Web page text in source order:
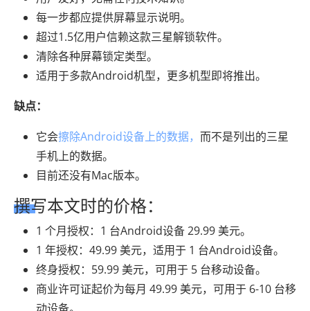
每一步都应提供屏幕显示说明。
超过1.5亿用户信赖这款三星解锁软件。
清除各种屏幕锁定类型。
适用于多款Android机型，更多机型即将推出。
缺点：
它会擦除Android设备上的数据， 而不是列出的三星
手机上的数据。
目前还没有Mac版本。
撰写本文时的价格：
1 个月授权：1 台Android设备 29.99 美元。
1 年授权：49.99 美元，适用于 1 台Android设备。
终身授权：59.99 美元，可用于 5 台移动设备。
商业许可证起价为每月 49.99 美元，可用于 6-10 台移